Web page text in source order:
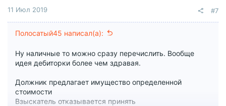
11 Июл 2019 #7
Полосатый45 написал(а):
Ну наличные то можно сразу перечислить. Вообще
идея дебиторки более чем здравая.
Должник предлагает имущество определенной
стоимости
Взыскатель отказывается принять